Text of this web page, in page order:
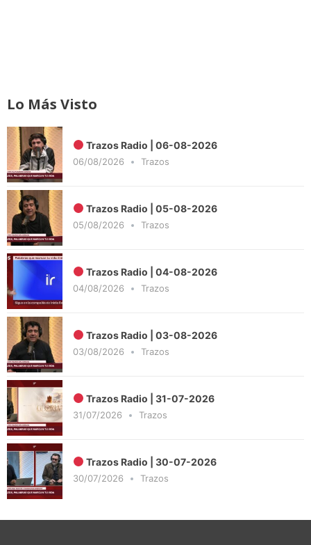
Lo Más Visto
Trazos Radio | 06-08-2026
06/08/2026 Trazos
Trazos Radio | 05-08-2026
05/08/2026 Trazos
Trazos Radio | 04-08-2026
04/08/2026 Trazos
Trazos Radio | 03-08-2026
03/08/2026 Trazos
Trazos Radio | 31-07-2026
31/07/2026 Trazos
Trazos Radio | 30-07-2026
30/07/2026 Trazos